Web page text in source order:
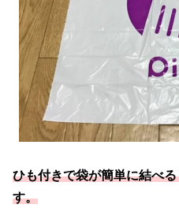
ひも付きで袋が簡単に結べ
す。